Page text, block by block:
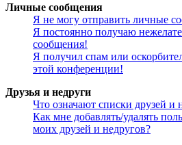
Личные сообщения
Я не могу отправить личные
Я постоянно получаю
сообщения!
Я получил спам или
этой конференции!
Друзья и недруги
Что означают списки друзей и
Как мне добавлять/удалять
моих друзей и недругов?